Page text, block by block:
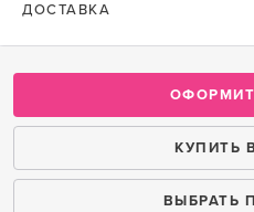
ДОСТАВКА
КУПИТЬ
ВЫБРАТЬ